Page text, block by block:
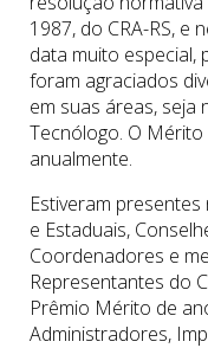
1987, do CRA-RS, e
data muito especial,
foram agraciados
em suas áreas, seja
Tecnólogo. O
anualmente.
Estiveram
e Estaduais,
Coordenadores e
Representantes do
Prêmio Mérito de
Administradores,